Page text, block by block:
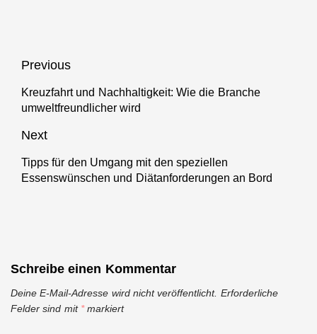
Beitragsnavigation
Previous
Previous
post:
Kreuzfahrt und Nachhaltigkeit: Wie die Branche
umweltfreundlicher wird
Next
Next
post:
Tipps für den Umgang mit den speziellen
Essenswünschen und Diätanforderungen an Bord
Schreibe einen Kommentar
Deine E-Mail-Adresse wird nicht veröffentlicht. Erforderliche
Felder sind mit *markiert